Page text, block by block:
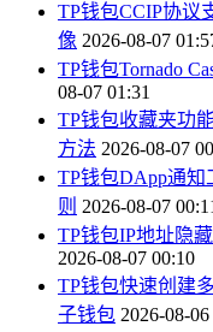
TP钱包CCIP协议
像 2026-08-07
TP钱包Tornado
08-07 01:31
TP钱包收藏夹功
方法 2026-08-07
TP钱包DApp通
则 2026-08-07
TP钱包IP地址隐
2026-08-07 00:10
TP钱包快速创建
子钱包 2026-08-06